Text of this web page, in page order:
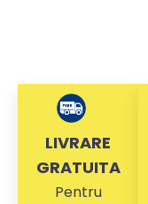
LIVRARE
GRATUITA
Pentru